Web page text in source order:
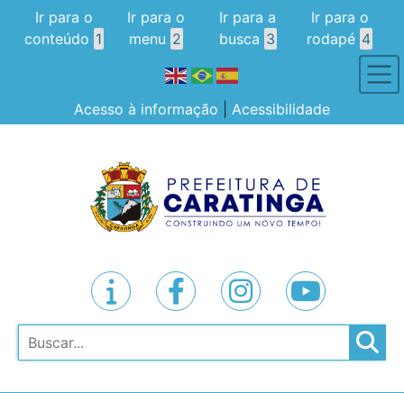
Ir para o
conteúdo 1
Ir para o
menu 2
Ir para a
busca 3
Ir para o
rodapé 4
Acesso à informação Acessibilidade
Pesquisar